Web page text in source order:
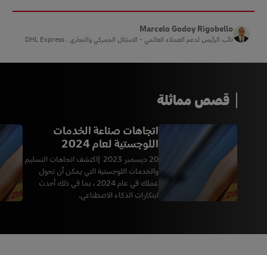
Marcelo Godoy Rigobello
نائب الرئيس لدعم العملاء العالمي - الامتثال الجمركي والتجاري ، DHL Express
قصص مماثلة
اتجاهات صناعة الخدمات
اللوجستية لعام 2024
20 ديسمبر 2023
اكتشف اتجاهات التسليم
والخدمات اللوجستية التي يمكن أن تحول
عملك في عام 2024 ، بما في ذلك أحدث
ابتكارات الذكاء الاصطناعي.